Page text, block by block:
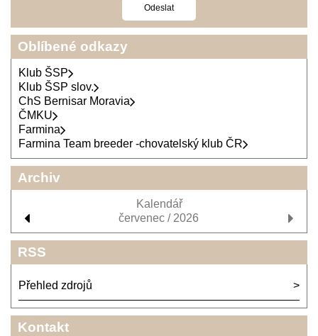
Oblíbené odkazy
Klub ŠSP
Klub ŠSP slov.
ChS Bernisar Moravia
ČMKU
Farmina
Farmina Team breeder -chovatelský klub ČR
Archiv
Kalendář
červenec / 2026
RSS
Přehled zdrojů
Kontakt